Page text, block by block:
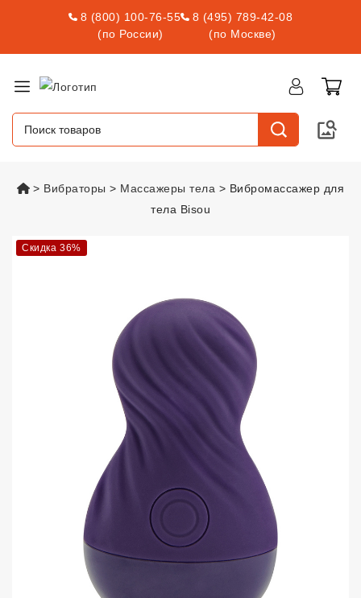
8 (800) 100-76-55
(по России)
8 (495) 789-42-08
(по Москве)
vsexshop.ru
Вибраторы Массажеры тела
Вибромассажер для
тела Bisou
Скидка 36%